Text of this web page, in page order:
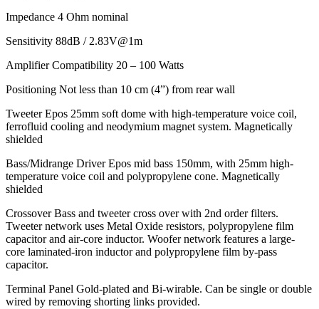
Impedance 4 Ohm nominal
Sensitivity 88dB / 2.83V@1m
Amplifier Compatibility 20 – 100 Watts
Positioning Not less than 10 cm (4”) from rear wall
Tweeter Epos 25mm soft dome with high-temperature voice coil,
ferrofluid cooling and neodymium magnet system. Magnetically
shielded
Bass/Midrange Driver Epos mid bass 150mm, with 25mm high-
temperature voice coil and polypropylene cone. Magnetically
shielded
Crossover Bass and tweeter cross over with 2nd order filters.
Tweeter network uses Metal Oxide resistors, polypropylene film
capacitor and air-core inductor. Woofer network features a large-
core laminated-iron inductor and polypropylene film by-pass
capacitor.
Terminal Panel Gold-plated and Bi-wirable. Can be single or double
wired by removing shorting links provided.